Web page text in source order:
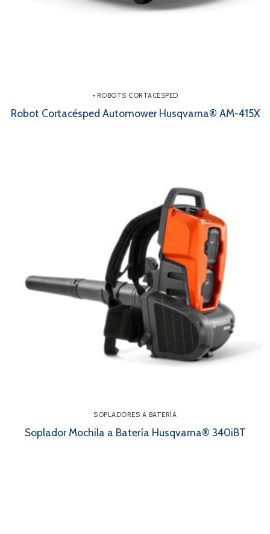
• ROBOTS CORTACÉSPED
Robot Cortacésped Automower Husqvarna® AM-415X
SOPLADORES A BATERÍA
Soplador Mochila a Batería Husqvarna® 340iBT